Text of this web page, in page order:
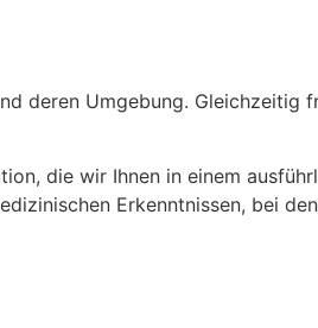
deren Umgebung. Gleichzeitig
die wir Ihnen in einem
Erkenntnissen, bei